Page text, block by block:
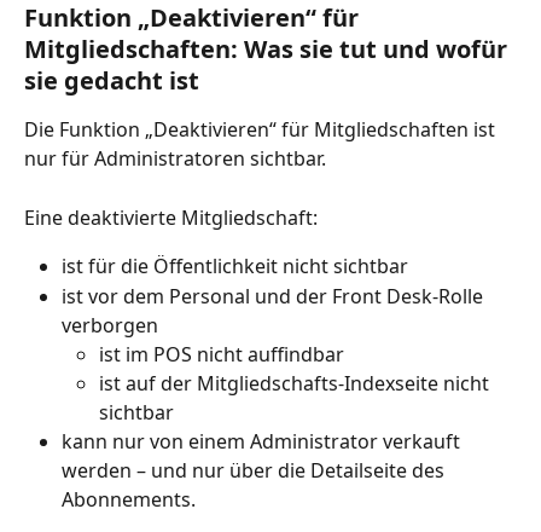
Funktion „Deaktivieren“ für
Mitgliedschaften: Was sie tut und wofür
sie gedacht ist
Die Funktion „Deaktivieren“ für Mitgliedschaften ist
nur für Administratoren sichtbar.
Eine deaktivierte Mitgliedschaft:
ist für die Öffentlichkeit nicht sichtbar
ist vor dem Personal und der Front Desk-Rolle
verborgen
ist im POS nicht auffindbar
ist auf der Mitgliedschafts-Indexseite nicht
sichtbar
kann nur von einem Administrator verkauft
werden – und nur über die Detailseite des
Abonnements.